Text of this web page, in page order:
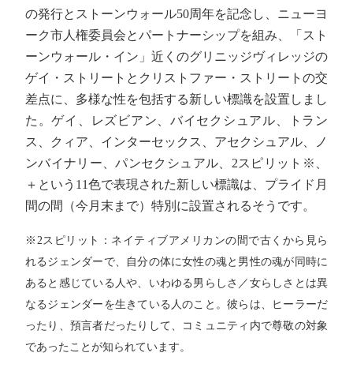
の発行とストーンウォール50周年を記念し、ニューヨ
ーク市人権委員会とパートナーシップを組み、「スト
ーンウォール・イン」近くのグリニッジヴィレッジの
ゲイ・ストリートとクリストファー・ストリートの交
差点に、多様な性を包括する新しい標識を設置しまし
た。ゲイ、レズビアン、バイセクシュアル、トラン
ス、クィア、インターセックス、アセクシュアル、ノ
ンバイナリー、パンセクシュアル、2スピリット※、
＋という11色で表現された新しい標識は、プライド月
間の間（今月末まで）特別に設置されるそうです。
※2スピリット：ネイティブアメリカンの間で古くから見ら
れるジェンダーで、自分の体に女性の魂と男性の魂が同時に
あると感じている人や、いわゆる男らしさ／女らしさとは異
なるジェンダーを生きている人のこと。彼らは、ヒーラーだ
ったり、預言者だったりして、コミュニティ内で尊敬の対象
であったことが知られています。